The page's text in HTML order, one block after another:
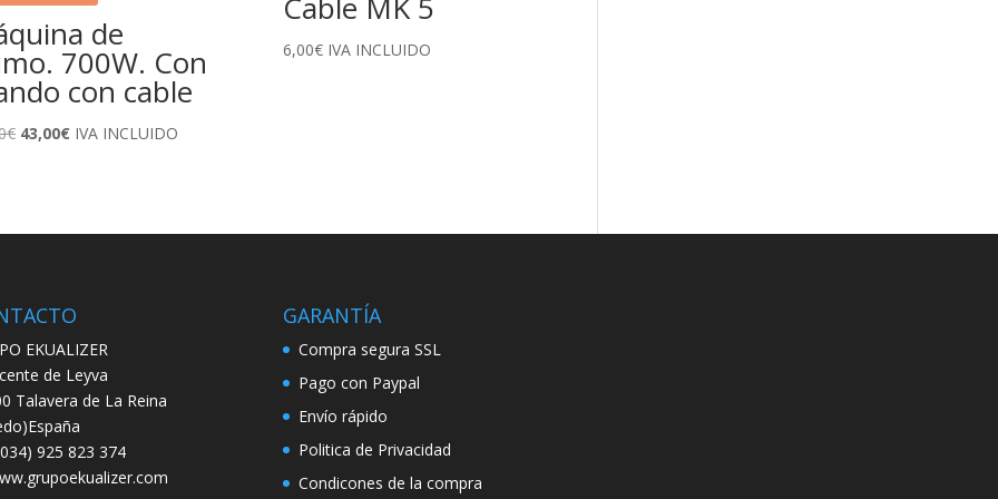
de
700W. Con
con cable
€ El
52,00€.
43,00€El
43,00€.
IVA INCLUIDO
6,00€ IVA INCLUIDO
EKUALIZER
de Leyva
Talavera de La Reina
925 823 374
GARANTÍA
Compra segura SSL
Pago con Paypal
Envío rápido
Politica de Privacidad
Condicones de la compra